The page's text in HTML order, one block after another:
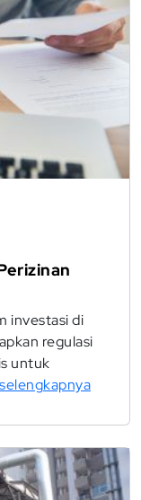
investasi di
regulasi
untuk